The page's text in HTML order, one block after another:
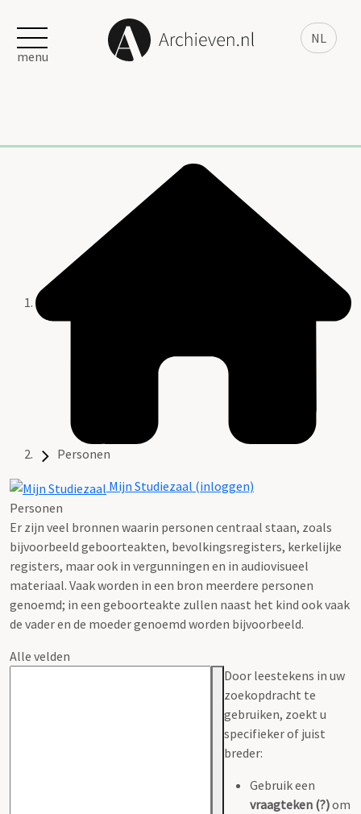
NL
menu
Personen
Mijn Studiezaal (inloggen)
Personen
Er zijn veel bronnen waarin personen centraal staan, zoals
bijvoorbeeld geboorteakten, bevolkingsregisters, kerkelijke
registers, maar ook in vergunningen en in audiovisueel
materiaal. Vaak worden in een bron meerdere personen
genoemd; in een geboorteakte zullen naast het kind ook vaak
de vader en de moeder genoemd worden bijvoorbeeld.
Alle velden
Door leestekens in uw
zoekopdracht te
gebruiken, zoekt u
specifieker of juist
breder:
Gebruik een
vraagteken (?)om